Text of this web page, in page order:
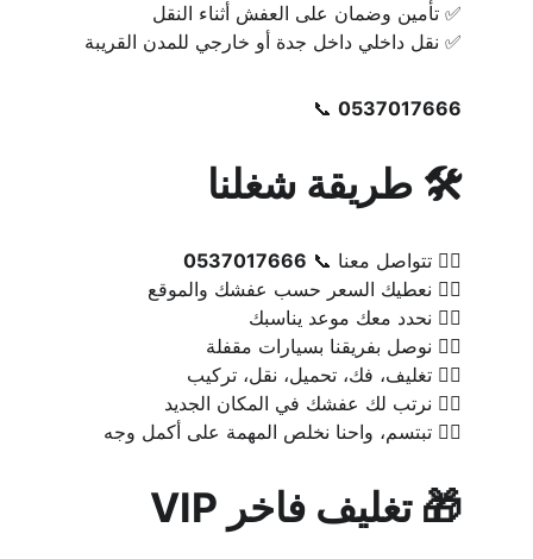
✅ تأمين وضمان على العفش أثناء النقل
✅ نقل داخلي داخل جدة أو خارجي للمدن القريبة
📞 0537017666
🛠️ طريقة شغلنا
١️⃣ تتواصل معنا 📞
0537017666
٢️⃣ نعطيك السعر حسب عفشك والموقع
٣️⃣ نحدد معك موعد يناسبك
٤️⃣ نوصل بفريقنا بسيارات مقفلة
٥️⃣ تغليف، فك، تحميل، نقل، تركيب
٦️⃣ نرتب لك عفشك في المكان الجديد
٧️⃣ تبتسم، واحنا نخلص المهمة على أكمل وجه
🎁 تغليف فاخر VIP